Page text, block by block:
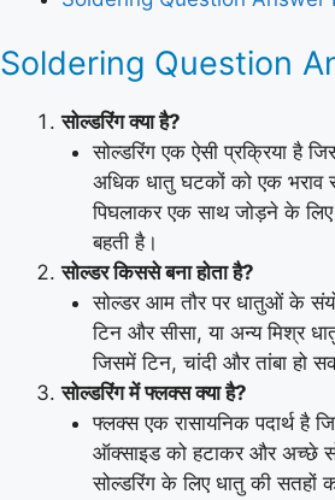
Soldering Question
सोल्डरिंग क्या है?
सोल्डरिंग एक ऐसी प्रक्रिया है
अधिक धातु घटकों को एक भराव
पिघलाकर एक साथ जोड़ने के लिए
बहती है।
सोल्डर किससे बना होता है?
सोल्डर आम तौर पर धातुओं के
टिन और सीसा, या अन्य मिश्र
जिसमें टिन, चांदी और तांबा हो
सोल्डरिंग में फ्लक्स क्या है?
फ्लक्स एक रासायनिक पदार्थ है
ऑक्साइड को हटाकर और अच्छे
सोल्डरिंग के लिए धातु की सतहों